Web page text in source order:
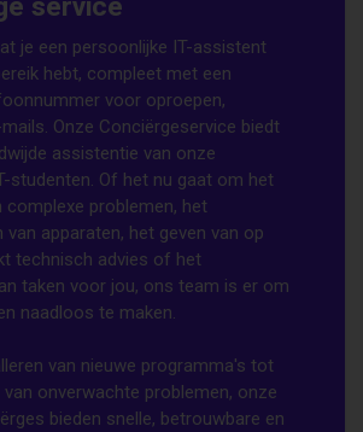
je een persoonlijke IT-assistent
hebt, compleet met een
voor oproepen,
Onze Conciërgeservice biedt
assistentie van onze
studenten. Of het nu gaat om het
complexe problemen, het
van apparaten, het geven van op
technisch advies of het
taken voor jou, ons team is er om
naadloos te maken.
van nieuwe programma's tot
onverwachte problemen, onze
bieden snelle, betrouwbare en